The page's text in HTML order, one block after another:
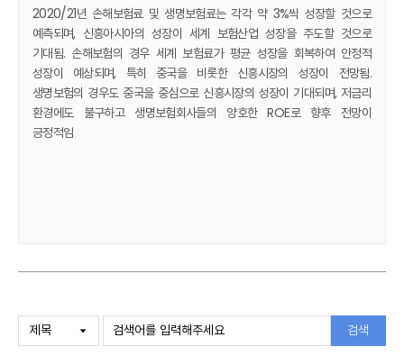
2020/21년 손해보험료 및 생명보험료는 각각 약 3%씩 성장할 것으로
예측되며, 신흥아시아의 성장이 세계 보험산업 성장을 주도할 것으로
기대됨. 손해보험의 경우 세계 보험료가 평균 성장을 회복하여 안정적
성장이 예상되며, 특히 중국을 비롯한 신흥시장의 성장이 전망됨.
생명보험의 경우도 중국을 중심으로 신흥시장의 성장이 기대되며, 저금리
환경에도 불구하고 생명보험회사들의 양호한 ROE로 향후 전망이
긍정적임
검색